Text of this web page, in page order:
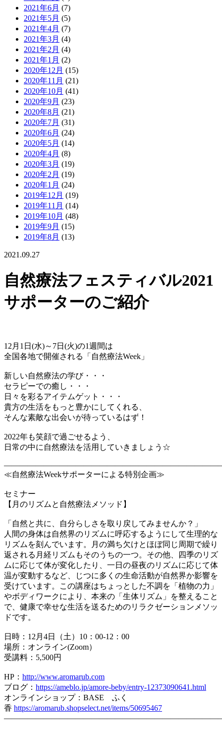
2021年6月 (7)
2021年5月 (5)
2021年4月 (7)
2021年3月 (4)
2021年2月 (4)
2021年1月 (2)
2020年12月 (15)
2020年11月 (21)
2020年10月 (41)
2020年9月 (23)
2020年8月 (21)
2020年7月 (31)
2020年6月 (24)
2020年5月 (14)
2020年4月 (8)
2020年3月 (19)
2020年2月 (19)
2020年1月 (24)
2019年12月 (19)
2019年11月 (14)
2019年10月 (48)
2019年9月 (15)
2019年8月 (13)
2021.09.27
自然療法フェスティバル2021
サポーターのご紹介
12月1日(水)～7日(火)の1週間は
全国各地で開催される「自然療法Week」
新しい自然療法の学び・・・
セラピーでの癒し・・・
日々を彩るアイテムゲット・・・
貴方の生活をもっと豊かにしてくれる、
そんな素敵な出会いが待っているはず！
2022年も笑顔で過ごせるよう、
日常の中に自然療法を活用していきましょう☆
≪自然療法Weekサポーターによる特別企画≫
セミナー
【月のリズムと自然療法メソッド】
「自然と共に、自分らしさを取り戻してみませんか？」
人間の身体は自然界のリズムに呼応するようにして生理的な
リズムを刻んでいます。月の満ち欠けとほぼ同じ周期で繰り
返される月経リズムもそのうちの一つ。その他、四季のリズ
ムに応じて体が変化したり、一日の昼夜のリズムに応じて体
温が変動するなど、じつに多くの生命活動が自然界か影響を
受けています。この講座はちょっとした不調を「植物の力」
やボディワークにより、本来の「生体リズム」を整えること
で、健康で幸せな生活を送るためのリラクゼーションメソッ
ドです。
日時：12月4日（土）10：00-12：00
場所：オンライン(Zoom）
受講料：5,500円
HP： http://www.aromarub.com
ブログ： https://ameblo.jp/amore-beby/entry-12373090641.html
オンラインショップ：BASE ふく
香 https://aromarub.shopselect.net/items/50695467